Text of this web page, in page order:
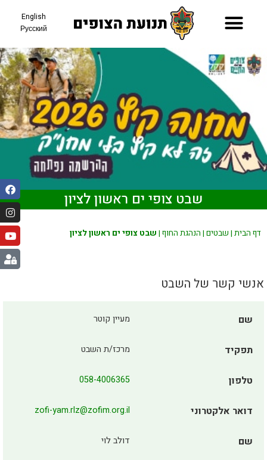
English
Русский
שבט צופי ים ראשון לציון
דף הבית | שבטים | הנהגת החוף | שבט צופי ים ראשון לציון
אנשי קשר של השבט
שם מעיין קוטר
תפקיד מרכז/ת השבט
טלפון 058-4006365
דואר אלקטרוני zofi-yam.rlz@zofim.org.il
שם דולב לוי